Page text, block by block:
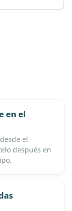
en el
el
después en